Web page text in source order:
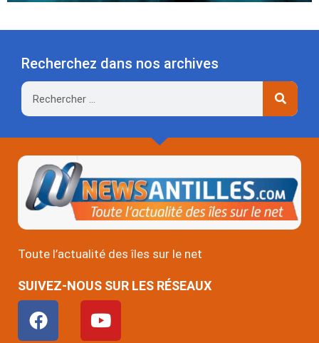
Recherchez dans nos archives
Rechercher
Toute l’actualité des îles sur le net
SUIVEZ-NOUS SUR LES RÉSEAUX
F
a
Y
o